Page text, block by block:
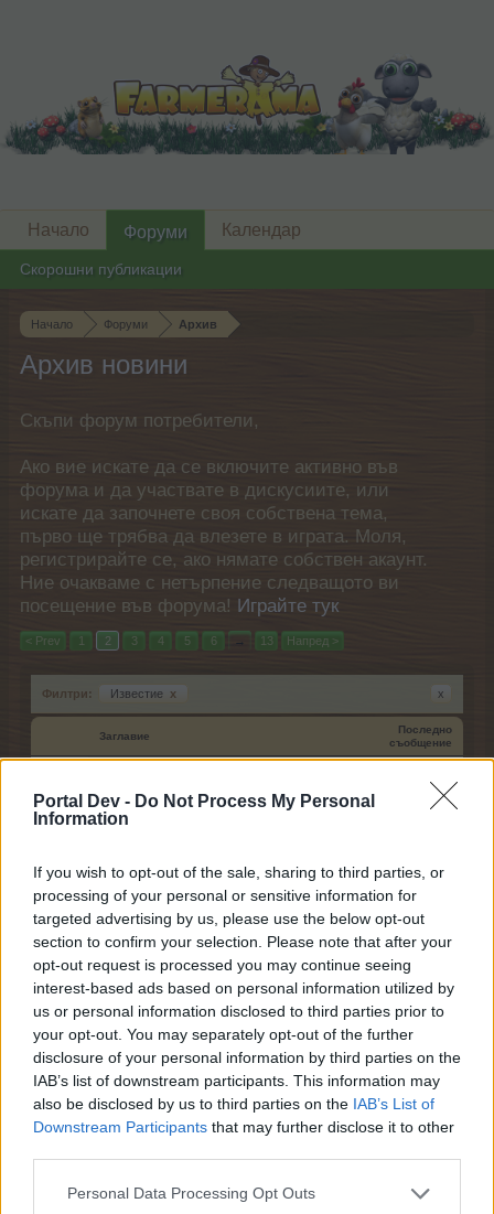
Portal Dev - Do Not Process My Personal
Information
If you wish to opt-out of the sale, sharing to third parties, or
processing of your personal or sensitive information for
targeted advertising by us, please use the below opt-out
section to confirm your selection. Please note that after your
opt-out request is processed you may continue seeing
interest-based ads based on personal information utilized by
us or personal information disclosed to third parties prior to
your opt-out. You may separately opt-out of the further
disclosure of your personal information by third parties on the
IAB’s list of downstream participants. This information may
also be disclosed by us to third parties on the IAB’s List of
Downstream Participants that may further disclose it to other
Personal Data Processing Opt Outs
Начало Форуми Архив
Архив новини
Скъпи форум потребители,
Ако вие искате да се включите активно във
форума и да участвате в дискусиите, или
искате да започнете своя собствена тема,
първо ще трябва да влезете в играта. Моля,
регистрирайте се, ако нямате собствен акаунт.
Ние очакваме с нетърпение следващото ви
посещение във форума! Играйте тук
< Prev 1 2 3 4 5 6 → 13 Напред >
Филтри: Известие x x
Заглавие
Последно
съобщение
късмета
Кобрелия
Отговори:
октомври, 2016г
Кобрелия
Отговори:
Известие
Премиум пакети-прекратяване и
промяна!
Каспаретка
Отговори:
1 23.12.16
Известие Подобрения на торището
Кобрелия
Отговори:
0 29.11.16
Известие Сняг във фермата
Кобрелия
Отговори:
mechopuh78
Начало Форуми
Скорошни публикации
Календар